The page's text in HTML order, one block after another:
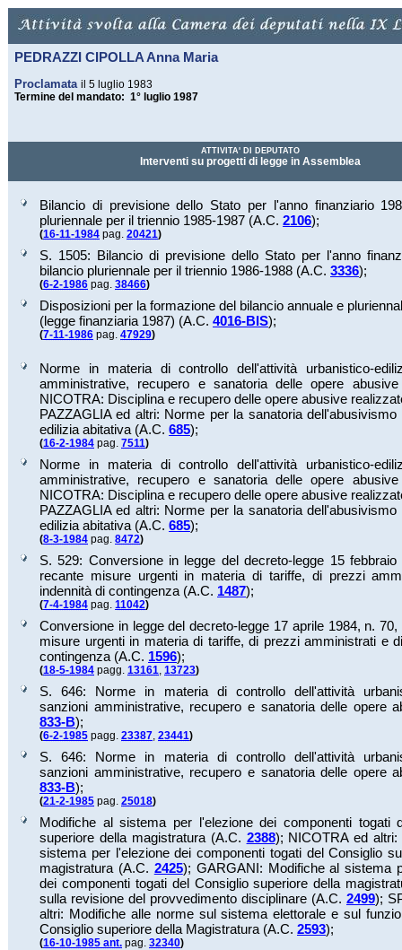
PEDRAZZI CIPOLLA Anna Maria
Proclamata il 5 luglio 1983
Termine del mandato: 1° luglio 1987
ATTIVITA' DI DEPUTATO
Interventi su progetti di legge in Assemblea
Bilancio di previsione dello Stato per l'anno finanziario
pluriennale per il triennio 1985-1987 (A.C. 2106);
(16-11-1984 pag. 20421)
S. 1505: Bilancio di previsione dello Stato per l'anno
bilancio pluriennale per il triennio 1986-1988 (A.C. 3336);
(6-2-1986 pag. 38466)
Disposizioni per la formazione del bilancio annuale e
(legge finanziaria 1987) (A.C. 4016-BIS);
(7-11-1986 pag. 47929)
Norme in materia di controllo dell'attività urbanistico-
amministrative, recupero e sanatoria delle opere
NICOTRA: Disciplina e recupero delle opere abusive
PAZZAGLIA ed altri: Norme per la sanatoria dell'abusivismo
edilizia abitativa (A.C. 685);
(16-2-1984 pag. 7511)
Norme in materia di controllo dell'attività urbanistico-
amministrative, recupero e sanatoria delle opere
NICOTRA: Disciplina e recupero delle opere abusive
PAZZAGLIA ed altri: Norme per la sanatoria dell'abusivismo
edilizia abitativa (A.C. 685);
(8-3-1984 pag. 8472)
S. 529: Conversione in legge del decreto-legge 15
recante misure urgenti in materia di tariffe, di prezzi
indennità di contingenza (A.C. 1487);
(7-4-1984 pag. 11042)
Conversione in legge del decreto-legge 17 aprile 1984, n.
misure urgenti in materia di tariffe, di prezzi amministrati e
contingenza (A.C. 1596);
(18-5-1984 pagg. 13161 13723)
S. 646: Norme in materia di controllo dell'attività
sanzioni amministrative, recupero e sanatoria delle opere
833-B);
(6-2-1985 pagg. 23387 23441)
S. 646: Norme in materia di controllo dell'attività
sanzioni amministrative, recupero e sanatoria delle opere
833-B);
(21-2-1985 pag. 25018)
Modifiche al sistema per l'elezione dei componenti togati
superiore della magistratura (A.C. 2388); NICOTRA ed
sistema per l'elezione dei componenti togati del Consiglio
magistratura (A.C. 2425); GARGANI: Modifiche al sistema
dei componenti togati del Consiglio superiore della
sulla revisione del provvedimento disciplinare (A.C. 2499);
altri: Modifiche alle norme sul sistema elettorale e sul
Consiglio superiore della Magistratura (A.C. 2593);
(16-10-1985 ant. pag. 32340)